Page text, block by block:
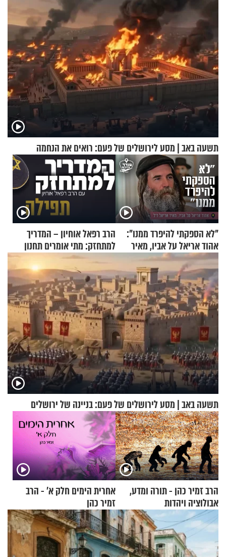
תשעה באב | מסע לירושלים של פעם: רואים את הנחמה
"לא הספקתי להיפרד ממנו":
אהוד אריאל על אביו, מאיר
אריאל ז"ל
הרב רפאל אוחיון – המדריך
למתחזק: מתי אומרים תחנון
ואיך עולים לתורה?
תשעה באב | מסע לירושלים של פעם: בניינה של ירושלים
הרב זמיר כהן - תורה ומדע,
אבולוציה ויהדות
אחרית הימים חלק א’ - הרב
זמיר כהן